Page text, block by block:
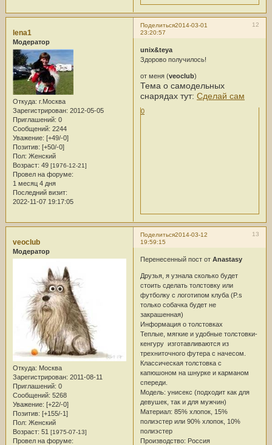
Поделиться 12
2014-03-01
23:20:57
lena1
Модератор
Откуда: г.Москва
Зарегистрирован: 2012-05-05
Приглашений: 0
Сообщений: 2244
Уважение: [+49/-0]
Позитив: [+50/-0]
Пол: Женский
Возраст: 49 [1976-12-21]
Провел на форуме:
1 месяц 4 дня
Последний визит:
2022-11-07 19:17:05
unix&teya
Здорово получилось!
от меня (veoclub)
Тема о самодельных
снарядах тут: Сделай сам
0
Поделиться 13
2014-03-12
19:59:15
veoclub
Модератор
Откуда: Москва
Зарегистрирован: 2011-08-11
Приглашений: 0
Сообщений: 5268
Уважение: [+22/-0]
Позитив: [+155/-1]
Пол: Женский
Возраст: 51 [1975-07-13]
Провел на форуме:
Перенесенный пост от Anastasy
Друзья, я узнала сколько будет
стоить сделать толстовку или
футболку с логотипом клуба (P.s
только собачка будет не
закрашенная)
Информация о толстовках
Теплые, мягкие и удобные толстовки-
кенгуру изготавливаются из
трехниточного футера с начесом.
Классическая толстовка с
капюшоном на шнурке и карманом
спереди.
Модель: унисекс (подходит как для
девушек, так и для мужчин)
Материал: 85% хлопок, 15%
полиэстер или 90% хлопок, 10%
полиэстер
Производство: Россия